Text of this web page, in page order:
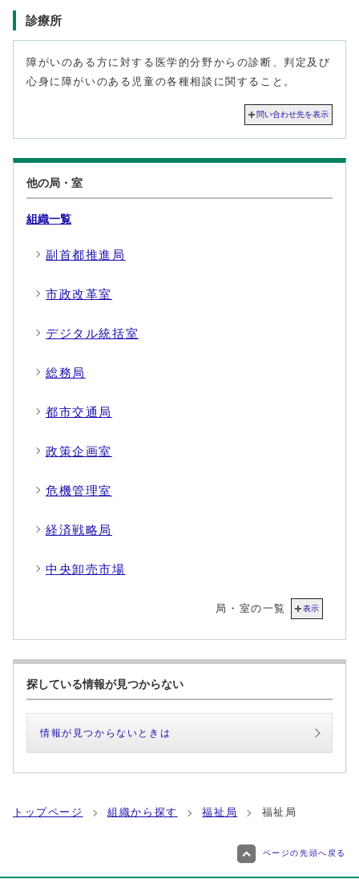
診療所
障がいのある方に対する医学的分野からの診断、判定及び
心身に障がいのある児童の各種相談に関すること。
問い合わせ先を表示
他の局・室
組織一覧
副首都推進局
市政改革室
デジタル統括室
総務局
都市交通局
政策企画室
危機管理室
経済戦略局
中央卸売市場
局・室の一覧 表示
探している情報が見つからない
情報が見つからないときは
トップページ 組織から探す 福祉局 福祉局
ページの先頭へ戻る